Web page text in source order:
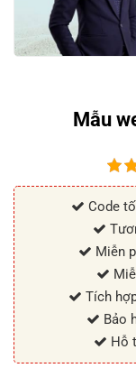
Mẫu
Code
Miễn
Tích
Bảo
Hỗ